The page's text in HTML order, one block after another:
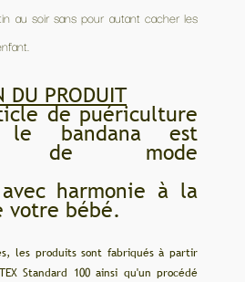
au soir sans pour autant cacher les
DU PRODUIT
de puériculture
le bandana est
de mode
harmonie à la
votre bébé.
les produits sont fabriqués à partir
Standard 100 ainsi qu'un procédé